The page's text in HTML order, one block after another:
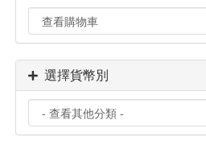
選擇貨幣別